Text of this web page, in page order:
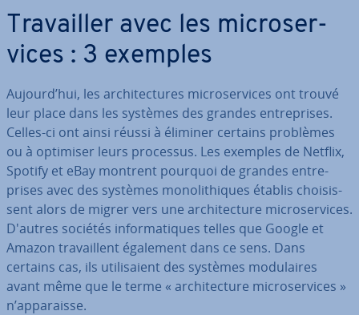
Tra­vail­ler avec les mi­cro­ser­
vices : 3 exemples
Aujourd’hui, les ar­chi­tec­tures mi­cro­ser­vices ont trouvé
leur place dans les systèmes des grandes en­tre­prises.
Celles-ci ont ainsi réussi à éliminer certains problèmes
ou à optimiser leurs processus. Les exemples de Netflix,
Spotify et eBay montrent pourquoi de grandes en­tre­
prises avec des systèmes mo­no­li­thiques établis choi­sis­
sent alors de migrer vers une ar­chi­tec­ture mi­cro­ser­vices.
D'autres sociétés in­for­ma­tiques telles que Google et
Amazon tra­vail­lent également dans ce sens. Dans
certains cas, ils uti­li­saient des systèmes mo­du­laires
avant même que le terme « ar­chi­tec­ture mi­cro­ser­vices »
n’ap­pa­raisse.